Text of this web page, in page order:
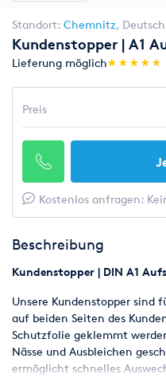
Standort: Chemnitz,
Kundenstopper | A1
Lieferung möglich(*)
★
★
(*)★
★
(*) ★
★
(*) ★
★
(*) ★
★
Preis
Kostenlos anfragen:
Beschreibung
Kundenstopper | DIN A1
Unsere Kundenstopper sind
auf beiden Seiten des
Schutzfolie geklemmt
Nässe und Ausbleichen
ermöglicht schnelles